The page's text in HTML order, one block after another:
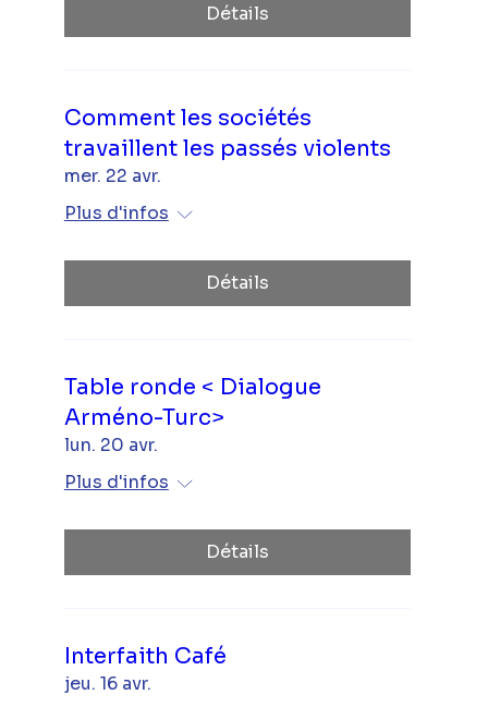
Détails
Comment les sociétés
travaillent les passés violents
mer. 22 avr.
Plus d'infos
Détails
Table ronde < Dialogue
Arméno-Turc>
lun. 20 avr.
Plus d'infos
Détails
Interfaith Café
jeu. 16 avr.